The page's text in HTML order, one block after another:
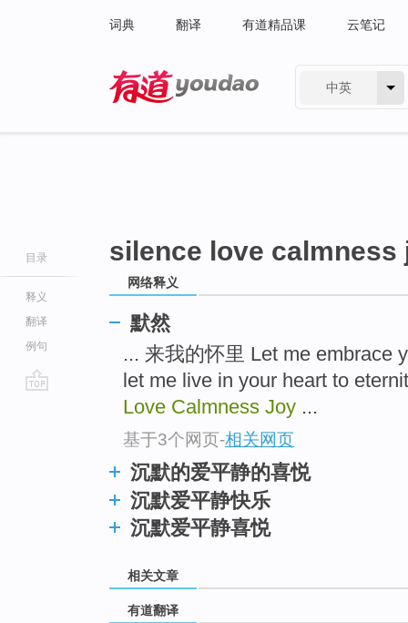
词典 翻译 有道精品课 云笔记
中英
目录
释义
翻译
例句
silence love calmness
网络释义
默然
... 来我的怀里 Let me embrace
let me live in your heart to
Love Calmness Joy ...
基于3个网页-相关网页
沉默的爱平静的喜悦
沉默爱平静快乐
沉默爱平静喜悦
相关文章
有道翻译